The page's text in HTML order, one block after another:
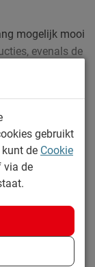
mogelijk mooi
evenals de
bij het kopje
gebruikt
de Cookie
via de